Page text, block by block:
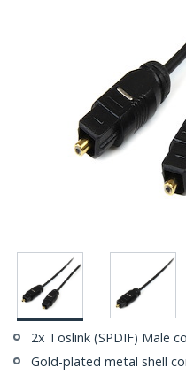
2x Toslink (SPDIF) Male
Gold-plated metal shell